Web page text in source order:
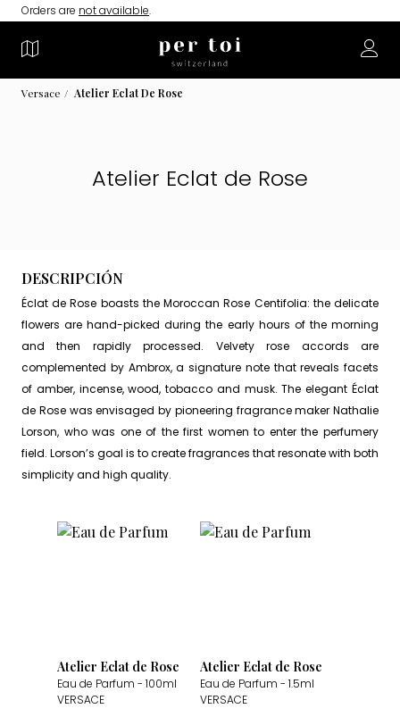
Orders are not available.
Versace Atelier Eclat De Rose
Atelier Eclat de Rose
DESCRIPCIÓN
Éclat de Rose boasts the Moroccan Rose Centifolia: the delicate
flowers are hand-picked during the early hours of the morning
and then rapidly processed. Velvety rose accords are
complemented by Ambrox, a signature note that reveals facets
of amber, incense, wood, tobacco and musk. The elegant Éclat
de Rose was envisaged by pioneering fragrance maker Nathalie
Lorson, who was one of the first women to enter the perfumery
field. Lorson’s goal is to create fragrances that resonate with both
simplicity and high quality.
Atelier Eclat de Rose
Eau de Parfum - 100ml
VERSACE
Atelier Eclat de Rose
Eau de Parfum - 1.5ml
VERSACE